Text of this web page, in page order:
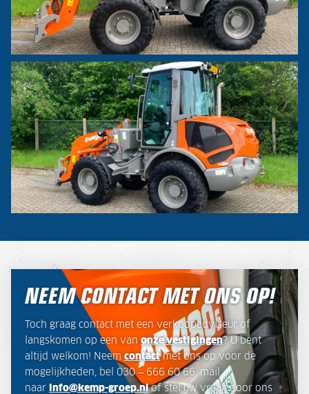
NEEM CONTACT MET ONS OP!
Toch graag contact met een verkoopadviseur of
langskomen op een van onze vestigingen? U bent
altijd welkom! Neemcontactmet ons op voor de
mogelijkheden, bel 030 – 666 60 66, mail
naar
info@kemp-groep.nlof stel uw vraag door ons